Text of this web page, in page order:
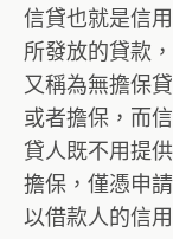
信貸也就是信
所發放的貸款
又稱為無擔保
或者擔保，而
貸人既不用提
擔保，僅憑申
以借款人的信